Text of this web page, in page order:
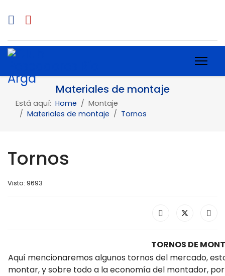
Materiales de montaje
Está aquí: Home
Montaje
Materiales de montaje
Tornos
Tornos
Visto: 9693
TORNOS DE
Aquí mencionaremos algunos tornos del mercado,
montar, y sobre todo a la economía del montador,